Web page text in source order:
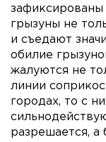
грызуны не
и съедают
обилие
жалуются не
линии
городах, то с
разрешается,